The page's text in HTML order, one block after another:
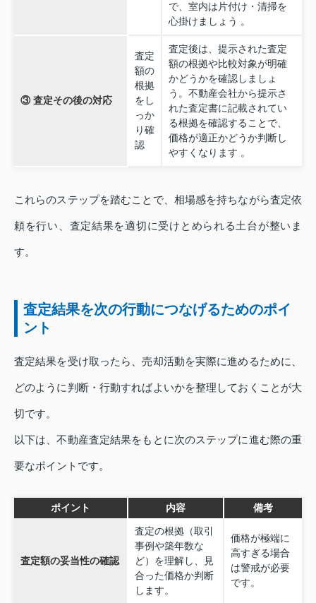
で、室内は片付け・清掃を
心掛けましょう 。
③ 査定その後の対応
査定
額の
根拠
をし
っか
り確
認
査定後は、提示された査定
額の根拠や比較対象が明確
かどうかを確認しましょ
う。不動産会社から提示さ
れた査定書に記載されてい
る根拠を確認することで、
価格が適正かどうか判断し
やすくなります 。
これらのステップを踏むことで、相場感を持ちながら査定依
頼を行い、査定結果を適切に受けとめられる土台が整いま
す。
査定結果を次の行動につなげるためのポイ
ント
査定結果を受け取ったら、売却活動を実際に進めるために、
どのように判断・行動すればよいかを整理しておくことが大
切です。
以下は、不動産査定結果をもとに次のステップに進む際の重
要なポイントです。
ポイント 内容 備考
査定額の妥当性の確認
査定の根拠（取引
事例や築年数な
ど）を理解し、見
合った価格か判断
します。
価格が極端に
高すぎる場合
は警戒が必要
です。